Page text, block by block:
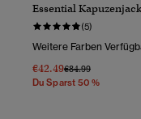
Essential
(5)
Weitere Farben
€42.49Preis Wurde
€84.99Bis
Du Sparst 50 %